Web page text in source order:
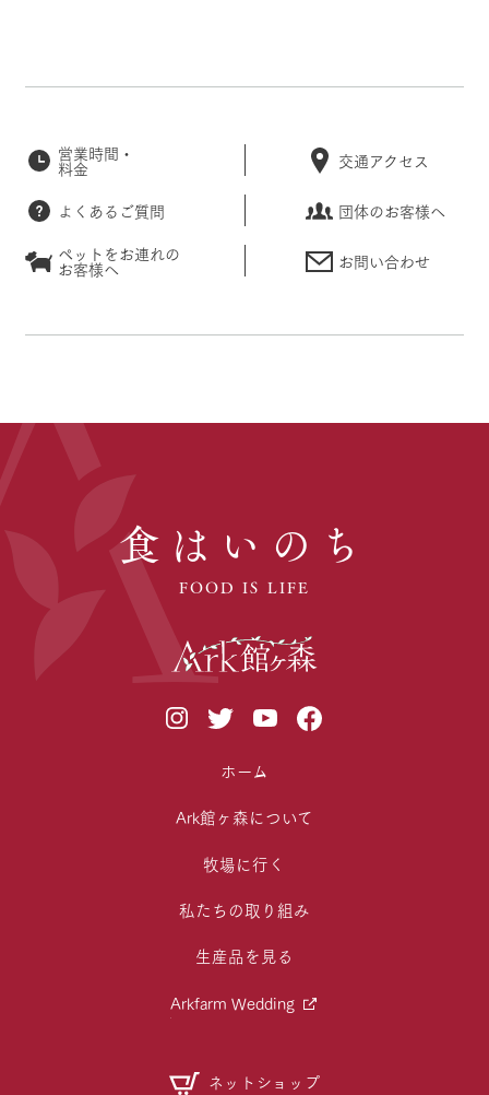
営業時間・
料金 交通アクセス
よくあるご質問
団体のお客様へ
ペットをお連れの
お客様へ お問い合わせ
食はいのち
FOOD IS LIFE
ホーム
Ark館ヶ森について
牧場に行く
私たちの取り組み
生産品を見る
Arkfarm Wedding
ネットショップ